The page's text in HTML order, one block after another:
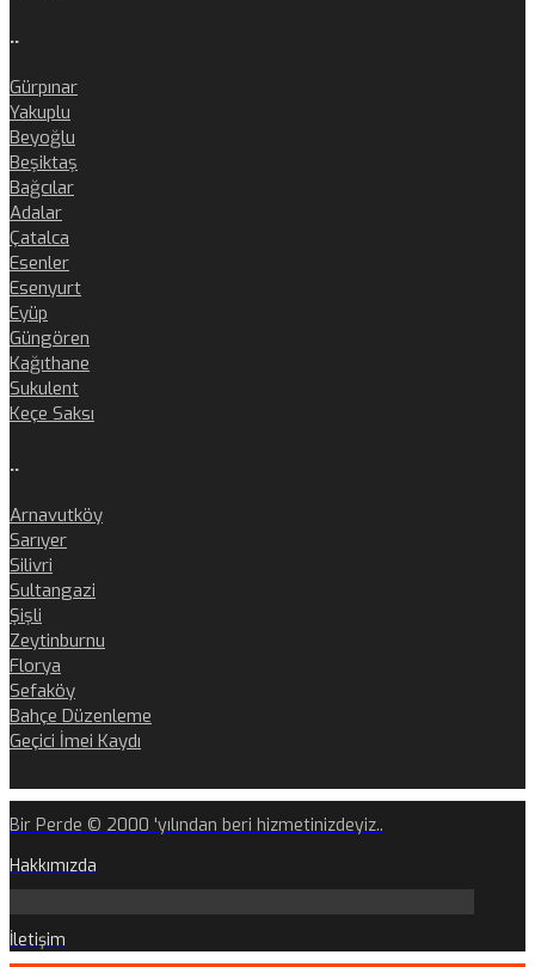
..
Gürpınar
Yakuplu
Beyoğlu
Beşiktaş
Bağcılar
Adalar
Çatalca
Esenler
Esenyurt
Eyüp
Güngören
Kağıthane
Sukulent
Keçe Saksı
..
Arnavutköy
Sarıyer
Silivri
Sultangazi
Şişli
Zeytinburnu
Florya
Sefaköy
Bahçe Düzenleme
Geçici İmei Kaydı
Bir Perde © 2000 'yılından beri hizmetinizdeyiz..
Hakkımızda
İletişim